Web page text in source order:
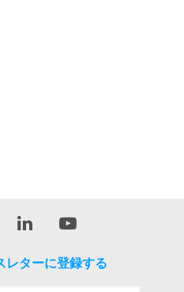
レターに登録する